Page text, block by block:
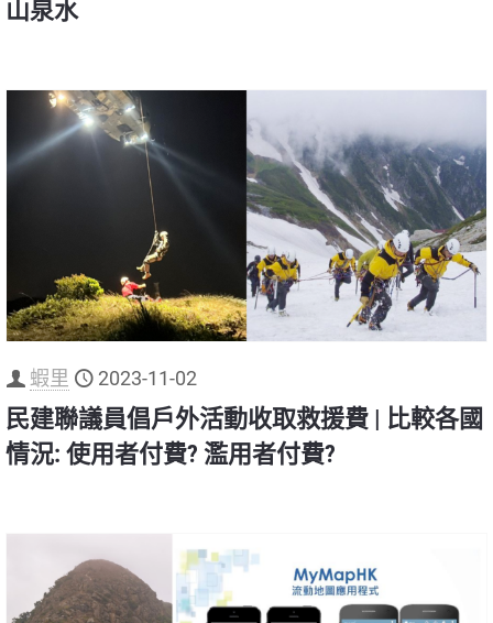
山泉水
蝦里 2023-11-02
民建聯議員倡戶外活動收取救援費 | 比較各國
情況: 使用者付費? 濫用者付費?